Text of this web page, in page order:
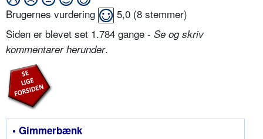
Brugernes vurdering 5,0 (8 stemmer)
Siden er blevet set 1.784 gange - Se og skriv
kommentarer herunder.
• Gimmerbænk